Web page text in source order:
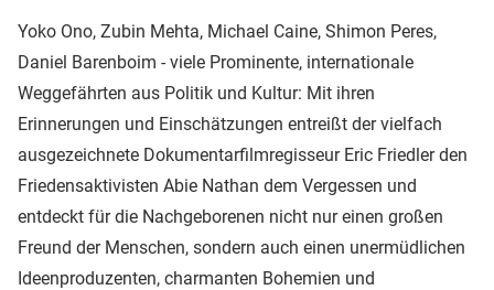
Yoko Ono, Zubin Mehta, Michael Caine, Shimon Peres,
Daniel Barenboim - viele Prominente, internationale
Weggefährten aus Politik und Kultur: Mit ihren
Erinnerungen und Einschätzungen entreißt der vielfach
ausgezeichnete Dokumentarfilmregisseur Eric Friedler den
Friedensaktivisten Abie Nathan dem Vergessen und
entdeckt für die Nachgeborenen nicht nur einen großen
Freund der Menschen, sondern auch einen unermüdlichen
Ideenproduzenten, charmanten Bohemien und